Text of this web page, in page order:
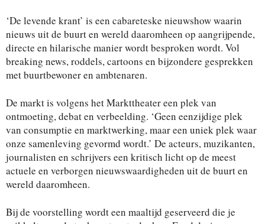
‘De levende krant’ is een cabareteske nieuwshow waarin
nieuws uit de buurt en wereld daaromheen op aangrijpende,
directe en hilarische manier wordt besproken wordt. Vol
breaking news, roddels, cartoons en bijzondere gesprekken
met buurtbewoner en ambtenaren.
De markt is volgens het Markttheater een plek van
ontmoeting, debat en verbeelding. ‘Geen eenzijdige plek
van consumptie en marktwerking, maar een uniek plek waar
onze samenleving gevormd wordt.’ De acteurs, muzikanten,
journalisten en schrijvers een kritisch licht op de meest
actuele en verborgen nieuwswaardigheden uit de buurt en
wereld daaromheen.
Bij de voorstelling wordt een maaltijd geserveerd die je